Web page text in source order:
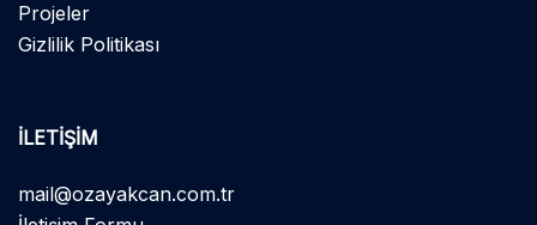
Projeler
Gizlilik Politikası
İLETIŞIM
mail@ozayakcan.com.tr